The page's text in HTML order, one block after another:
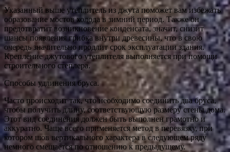
Указанный выше утеплитель из джута поможет вам избежать
образование мостов холода в зимний период. Также он
предотвратит возникновение конденсата, значит, снизит
шансы появления грибка внутри древесины, что в свою
очередь значительно продлит срок эксплуатации здания.
Крепление джутового утеплителя выполняется при помощи
строительного степлера.
Способы удлинения бруса.
Часто происходит так, что необходимо соединить два бруса,
чтобы получить длину, соответствующую размеру стены дома.
Этот вид соединения должен быть выполнен грамотно и
аккуратно. Чаще всего применяется метод в перевязку, при
котором шов вертикального характера в следующем ряду
немного смещается по отношению к предыдущему.